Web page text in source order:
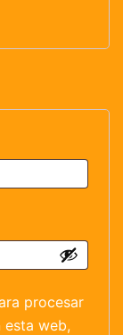
procesar
web,